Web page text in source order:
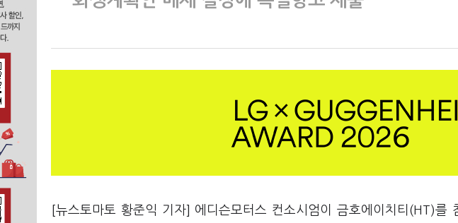
[뉴스토마토 황준익 기자] 에디슨모터스 컨소시엄이 금호에이치티(HT)를